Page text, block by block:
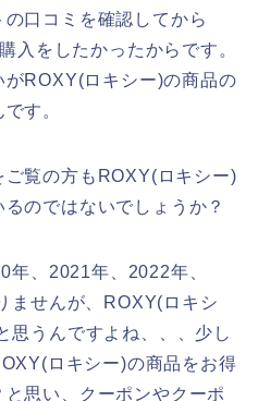
口コミを確認してから
入をしたかったからです。
ROXY(ロキシー)の商品の
す。
覧の方もROXY(ロキシー)
のではないでしょうか？
年、2021年、2022年、
ませんが、ROXY(ロキシ
思うんですよね、、、少し
ロキシー)の商品をお得
思い、クーポンやクーポ